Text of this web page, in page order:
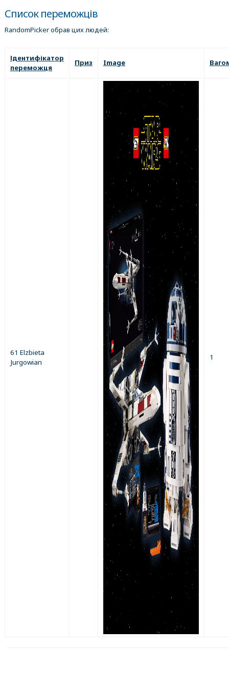
Список переможців
RandomPicker обрав цих людей:
Ідентифікатор
переможця
Приз Image
61 Elzbieta
Jurgowian
1